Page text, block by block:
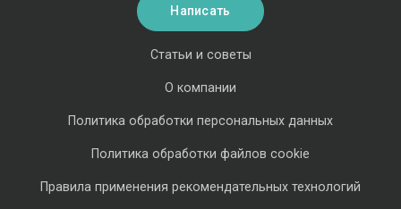
Статьи и советы
О компании
Политика обработки персональных данных
Политика обработки файлов cookie
Правила применения рекомендательных технологий
Написать